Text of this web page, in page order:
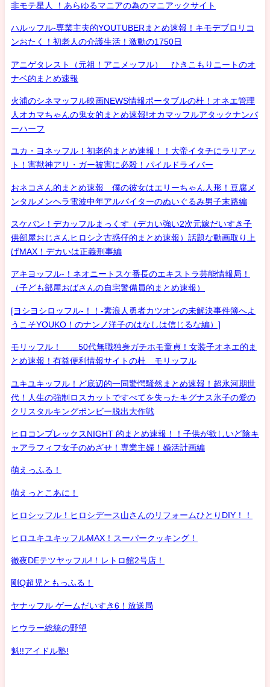
非モテ星人 ！あらゆるマニアの為のマニアックサイト
ハルッフル-専業主夫的YOUTUBERまとめ速報！キモデブロリコ
ンおたく！初老人の介護生活！激動の1750日
アニゲタレスト（元祖！アニメッフル） ひきこもりニートのオ
ナベ的まとめ速報
火浦のシネマッフル映画NEWS情報ポータブルの杜！オネエ管理
人オカマちゃんの鬼女的まとめ速報!オカマッフルアタックナンバ
ーハーフ
ユカ・ヨネッフル！初老的まとめ速報！！大帝イタチにラリアッ
ト！害獣神アリ・ガー被害に必殺！パイルドライバー
おネコさん的まとめ速報 僕の彼女はエリーちゃん人形！豆腐メ
ンタルメンヘラ電波中年アルバイターのぬいぐるみ男子末路編
スケバン！デカッフルまっくす（デカい強い2次元嫁だいすき子
供部屋おじさんヒロシ之古惑仔的まとめ速報）話題な動画取り上
げMAX！デカいは正義刑事編
アキヨッフル-！ネオニートスケ番長のエキストラ芸能情報局！
（子ども部屋おばさんの自宅警備員的まとめ速報）
[ヨシヨシロッフル-！！-素浪人勇者カツオンの未解決事件簿へよ
うこそYOUKO！のナンノ洋子のはなしは信じるな編）]
モリッフル！ 50代無職独身ガチホモ童貞！女装子オネエ的ま
とめ速報！有益便利情報サイトの杜 モリッフル
ユキユキッフル！ど底辺的一同驚愕騒然まとめ速報！超氷河期世
代！人生の強制ロスカットですべてを失ったキグナス氷子の愛の
クリスタルキングボンビー脱出大作戦
ヒロコンプレックスNIGHT 的まとめ速報！！子供が欲しいど陰キ
ャアラフィフ女子のめざせ！専業主婦！婚活計画編
萌えっふる！
萌えっとこあに！
ヒロシッフル！ヒロシデース山さんのリフォームひとりDIY！！
ヒロユキユキッフルMAX！スーパークッキング！
徹夜DEテツヤッフル!！レトロ館2号店！
剛Q超児ともっふる！
ヤナッフル ゲームだいすき6！放送局
ヒウラー総統の野望
魁!!アイドル塾!